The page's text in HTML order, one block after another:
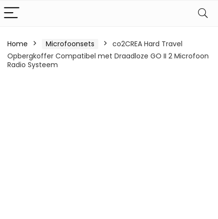
Home Microfoonsets
co2CREA Hard Travel
Opbergkoffer Compatibel met Draadloze GO II 2 Microfoon
Radio Systeem